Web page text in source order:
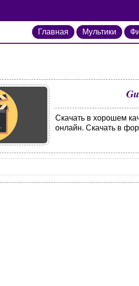
Главная Мультики
Скачать в хорошем
онлайн. Скачать в